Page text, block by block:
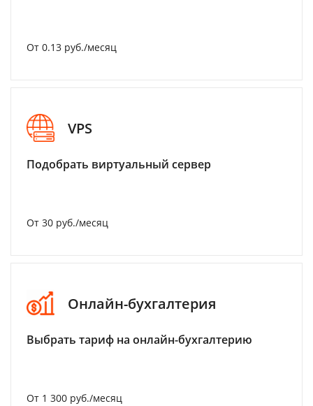
От 0.13 руб./месяц
VPS
Подобрать виртуальный сервер
От 30 руб./месяц
Онлайн-бухгалтерия
Выбрать тариф на онлайн-бухгалтерию
От 1 300 руб./месяц